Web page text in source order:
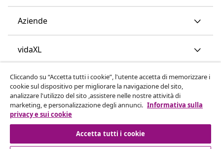
Aziende
vidaXL
Scopri di più
Cliccando su “Accetta tutti i cookie”, l'utente accetta di memorizzare i
cookie sul dispositivo per migliorare la navigazione del sito,
analizzare l'utilizzo del sito ,assistere nelle nostre attività di
marketing, e personalizzazione degli annunci. Informativa sulla
privacy e sui cookie
Accetta tutti i cookie